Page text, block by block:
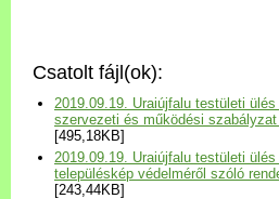
Választási információk
Versenyképes Járások
Program
Csatolt fájl(ok):
2019.09.19. Uraiújfalu testületi
szervezeti és működési
[495,18KB]
2019.09.19. Uraiújfalu testületi
településkép védelméről szóló
[243,44KB]